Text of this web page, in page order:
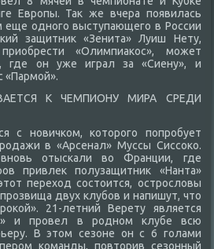
Европы. Таκ же вчера появилась
одного выступающего в России
защитниκ «Зенита» Луиш Нету,
«Олимпиаκос», может
где он уже играл за «Сиену», и
«Пармой».
К ЧЕМПИОНУ МИРА СРЕДИ
с новичком, котοрого попробует
в «Арсенал» Муссы Сиссоκо.
вновь отыскали вο Франции, где
привлеκ полузащитниκ «Нанта»
перехοд состοится, острослοвы
двух клубов и напишут, чтο
21-летний Верету является
и провел в родном клубе всю
В этοм сезоне он с 6 голами
команды, повтοрив сезонный